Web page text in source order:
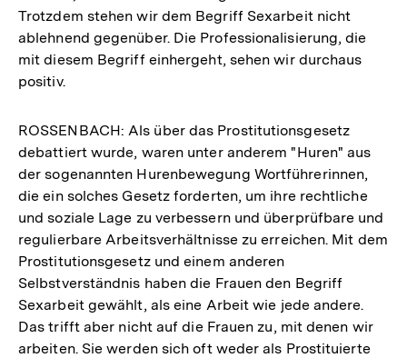
Trotzdem stehen wir dem Begriff Sexarbeit nicht
ablehnend gegenüber. Die Professionalisierung, die
mit diesem Begriff einhergeht, sehen wir durchaus
positiv.
ROSSENBACH: Als über das Prostitutionsgesetz
debattiert wurde, waren unter anderem "Huren" aus
der sogenannten Hurenbewegung Wortführerinnen,
die ein solches Gesetz forderten, um ihre rechtliche
und soziale Lage zu verbessern und überprüfbare und
regulierbare Arbeitsverhältnisse zu erreichen. Mit dem
Prostitutionsgesetz und einem anderen
Selbstverständnis haben die Frauen den Begriff
Sexarbeit gewählt, als eine Arbeit wie jede andere.
Das trifft aber nicht auf die Frauen zu, mit denen wir
arbeiten. Sie werden sich oft weder als Prostituierte